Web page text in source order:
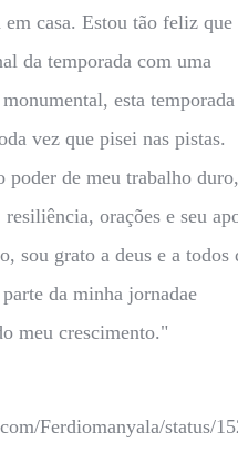
casa. Estou tão feliz que
da temporada com uma
esta
vez que pisei nas pistas.
poder de meu trabalho duro,
orações e seu
sou grato a deus e a todos
da minha jornadae
meu crescimento."
Ferdiomanyala/status/